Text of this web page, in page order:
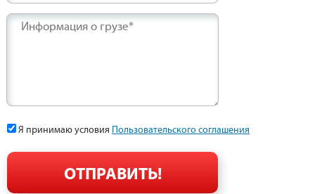
Информация о грузе*
Я принимаю условия Пользовательского соглашения